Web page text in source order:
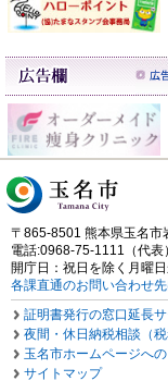
〒865-8501 熊本県玉名市
電話:0968-75-1111（代表）
開庁日：祝日を除く月曜
各課直通のお問い合わせ
証明書発行の窓口延長
夜間・休日納税相談（税
玉名市ホームページへ
サイトマップ